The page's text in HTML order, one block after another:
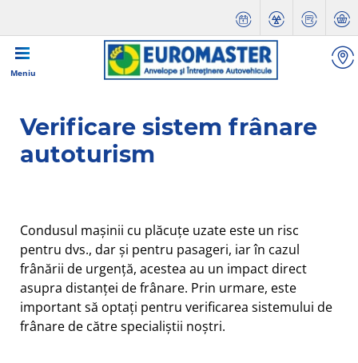
Meniu
Verificare sistem frânare
autoturism
Condusul mașinii cu plăcuțe uzate este un risc
pentru dvs., dar și pentru pasageri, iar în cazul
frânării de urgență, acestea au un impact direct
asupra distanței de frânare. Prin urmare, este
important să optați pentru verificarea sistemului de
frânare de către specialiștii noștri.